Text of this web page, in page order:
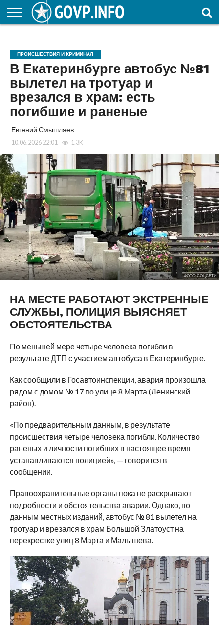
ОБРАЗОВАНИЕ
ПРОИСШЕСТВИЯ И КРИМИНАЛ
В Екатеринбурге автобус №81
вылетел на тротуар и
врезался в храм: есть
погибшие и раненые
Евгений Смышляев
10.06.2026 22:01 1.3K
ФОТО: СОЦСЕТИ
НА МЕСТЕ РАБОТАЮТ ЭКСТРЕННЫЕ
СЛУЖБЫ, ПОЛИЦИЯ ВЫЯСНЯЕТ
ОБСТОЯТЕЛЬСТВА
По меньшей мере четыре человека погибли в
результате ДТП с участием автобуса в Екатеринбурге.
Как сообщили в Госавтоинспекции, авария произошла
рядом с домом № 17 по улице 8 Марта (Ленинский
район).
«По предварительным данным, в результате
происшествия четыре человека погибли. Количество
раненых и личности погибших в настоящее время
устанавливаются полицией», — говорится в
сообщении.
Правоохранительные органы пока не раскрывают
подробности и обстоятельства аварии. Однако, по
данным местных изданий, автобус № 81 вылетел на
тротуар и врезался в храм Большой Златоуст на
перекрестке улиц 8 Марта и Малышева.